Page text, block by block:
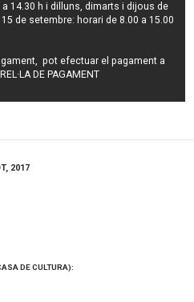
14.30 h i dilluns, dimarts i dijous de
de setembre: horari de 8.00 a 15.00
pot efectuar el pagament a
DE PAGAMENT
2017
DE CULTURA):